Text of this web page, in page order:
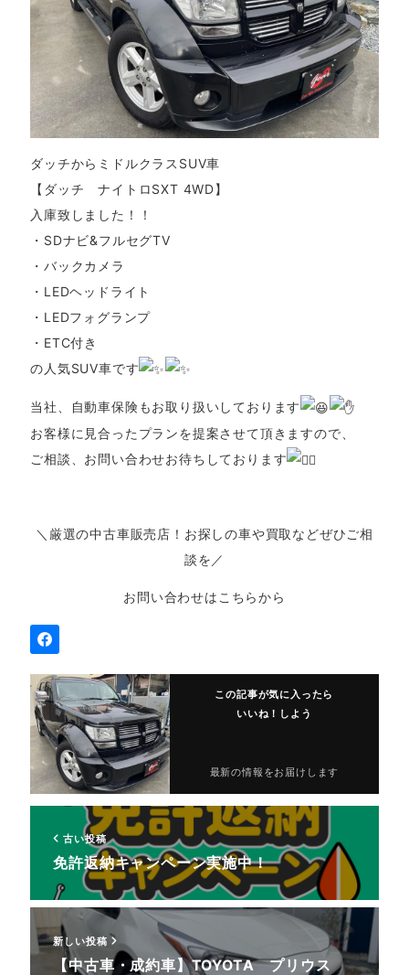
ダッチからミドルクラスSUV車
【ダッチ ナイトロSXT 4WD】
入庫致しました！！
・SDナビ&フルセグTV
・バックカメラ
・LEDヘッドライト
・LEDフォグランプ
・ETC付き
の人気SUV車です
当社、自動車保険もお取り扱いしております
お客様に見合ったプランを提案させて頂きますので、
ご相談、お問い合わせお待ちしております
＼厳選の中古車販売店！お探しの車や買取などぜひご相
談を／
お問い合わせはこちらから
この記事が気に入ったら
いいね！しよう
最新の情報をお届けします
古い投稿
免許返納キャンペーン実施中！
新しい投稿
【中古車・成約車】TOYOTA プリウス